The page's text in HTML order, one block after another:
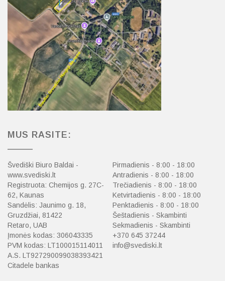
MUS RASITE:
Švediški Biuro Baldai -
www.svediski.lt
Registruota: Chemijos g. 27C-
62, Kaunas
Sandėlis: Jaunimo g. 18,
Gruzdžiai, 81422
Retaro, UAB
Įmonės kodas: 306043335
PVM kodas: LT100015114011
A.S. LT927290099038393421
Citadele bankas
Pirmadienis - 8:00 - 18:00
Antradienis - 8:00 - 18:00
Trečiadienis - 8:00 - 18:00
Ketvirtadienis - 8:00 - 18:00
Penktadienis - 8:00 - 18:00
Šeštadienis - Skambinti
Sekmadienis - Skambinti
+370 645 37244
info@svediski.lt